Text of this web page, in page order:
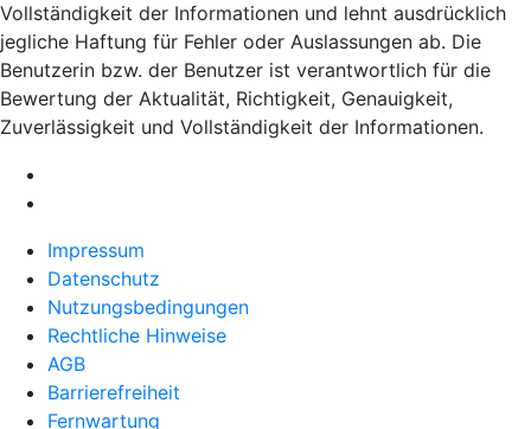
Vollständigkeit der Informationen und lehnt ausdrücklich
jegliche Haftung für Fehler oder Auslassungen ab. Die
Benutzerin bzw. der Benutzer ist verantwortlich für die
Bewertung der Aktualität, Richtigkeit, Genauigkeit,
Zuverlässigkeit und Vollständigkeit der Informationen.
Impressum
Datenschutz
Nutzungsbedingungen
Rechtliche Hinweise
AGB
Barrierefreiheit
Fernwartung